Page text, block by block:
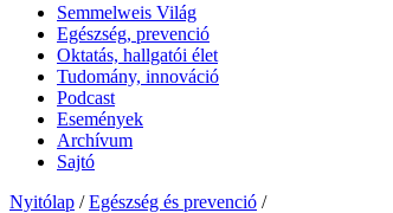
Semmelweis Világ
Egészség, prevenció
Oktatás, hallgatói élet
Tudomány, innováció
Podcast
Események
Archívum
Sajtó
Nyitólap / Egészség és prevenció /